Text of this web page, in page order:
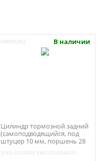
УМ005292 В наличии
Цилиндр тормозной задний
(самоподводящийся, под
штуцер 10 мм, поршень 28
(Tanaki) 3160-3502040
3160-3502040 KNU-3502040-61